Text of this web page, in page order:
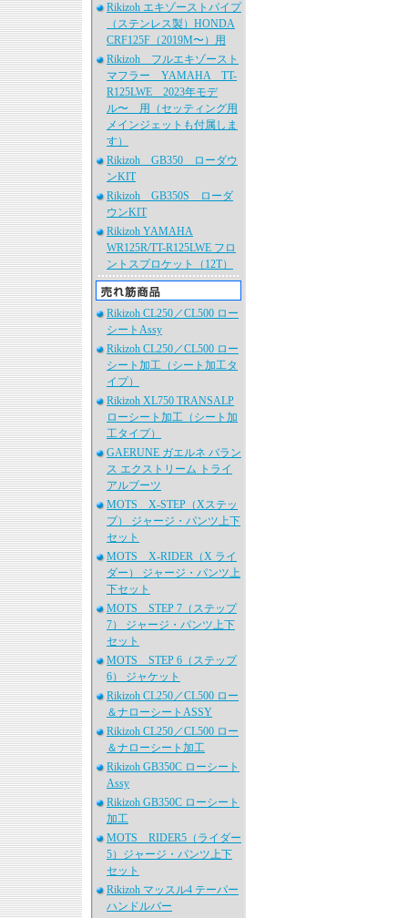
Rikizoh エキゾーストパイプ
（ステンレス製）HONDA
CRF125F（2019M〜）用
Rikizoh フルエキゾースト
マフラー YAMAHA TT-
R125LWE 2023年モデ
ル〜 用（セッティング用
メインジェットも付属しま
す）
Rikizoh GB350 ローダウ
ンKIT
Rikizoh GB350S ローダ
ウンKIT
Rikizoh YAMAHA
WR125R/TT-R125LWE フロ
ントスプロケット（12T）
Rikizoh CL250／CL500 ロー
シートAssy
Rikizoh CL250／CL500 ロー
シート加工（シート加工タ
イプ）
Rikizoh XL750 TRANSALP
ローシート加工（シート加
工タイプ）
GAERUNE ガエルネ バラン
ス エクストリーム トライ
アルブーツ
MOTS X-STEP（Xステッ
プ） ジャージ・パンツ上下
セット
MOTS X-RIDER（X ライ
ダー） ジャージ・パンツ上
下セット
MOTS STEP 7（ステップ
7） ジャージ・パンツ上下
セット
MOTS STEP 6（ステップ
6） ジャケット
Rikizoh CL250／CL500 ロー
＆ナローシートASSY
Rikizoh CL250／CL500 ロー
＆ナローシート加工
Rikizoh GB350C ローシート
Assy
Rikizoh GB350C ローシート
加工
MOTS RIDER5（ライダー
5）ジャージ・パンツ上下
セット
Rikizoh マッスル4 テーパー
ハンドルバー